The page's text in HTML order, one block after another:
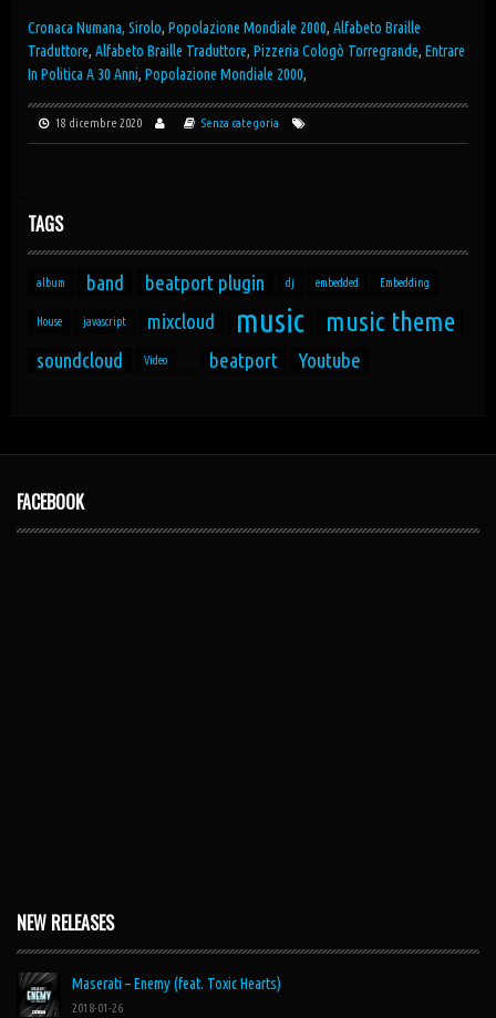
Cronaca Numana, Sirolo, Popolazione Mondiale 2000, Alfabeto Braille
Traduttore, Alfabeto Braille Traduttore, Pizzeria Cologò Torregrande, Entrare
In Politica A 30 Anni, Popolazione Mondiale 2000,
18 dicembre 2020 Senza categoria
TAGS
album band beatport plugin dj embedded Embedding
House javascript mixcloud music music theme
soundcloud Video beatport Youtube
FACEBOOK
NEW RELEASES
Maserati – Enemy (feat. Toxic Hearts)
2018-01-26